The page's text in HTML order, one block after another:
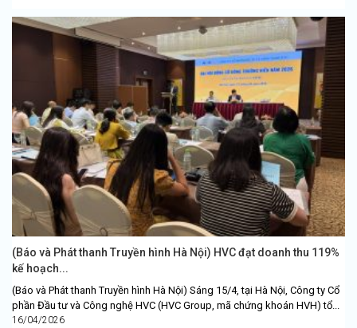
(Báo và Phát thanh Truyền hình Hà Nội) HVC đạt doanh thu 119%
kế hoạch...
(Báo và Phát thanh Truyền hình Hà Nội) Sáng 15/4, tại Hà Nội, Công ty Cổ
phần Đầu tư và Công nghệ HVC (HVC Group, mã chứng khoán HVH) tổ...
16/04/2026